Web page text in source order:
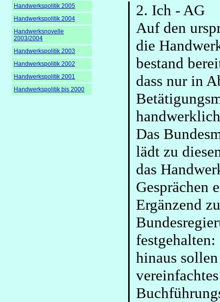
Handwerkspolitik 2005
Handwerkspolitik 2004
Handwerksnovelle
2003/2004
Handwerkspolitik 2003
Handwerkspolitik 2002
Handwerkspolitik 2001
Handwerkspolitik bis 2000
2. Ich - AG
Auf den
die
bestand
dass nur in
Das
lädt zu
das
Gesprächen
Ergänzend
hinaus